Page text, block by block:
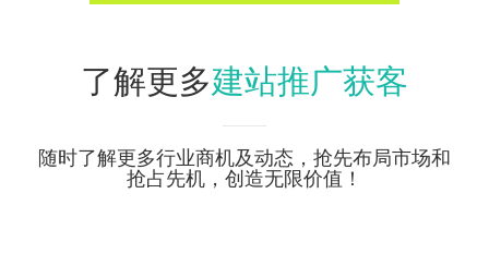
了解更多建站推广获客
随时了解更多行业商机及动态，抢先布局市场和
抢占先机，创造无限价值！